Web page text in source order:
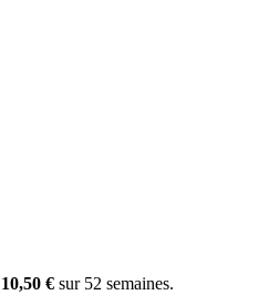
10,50 € sur 52 semaines.